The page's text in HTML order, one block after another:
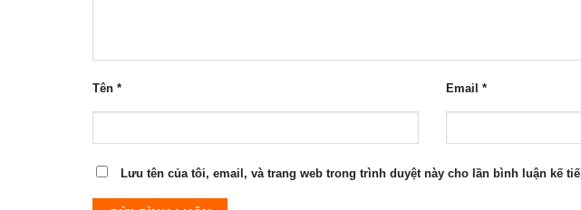
Tên * Email *
Lưu tên của tôi, email, và trang web trong trình duyệt này cho lần bình luận kế